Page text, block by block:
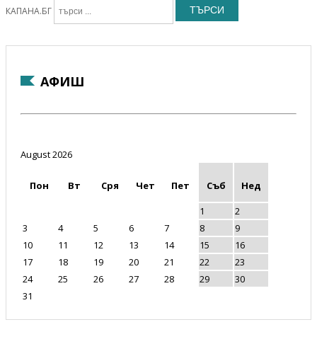
КАПАНА.БГ ТЪРСИ
АФИШ
August 2026
Пон Вт Сря Чет Пет Съб
Нед
1
2
3
4 5 6 7 8
9
10
11 12 13 14 15
16
17
18 19 20 21 22
23
24
25 26 27 28 29
30
31